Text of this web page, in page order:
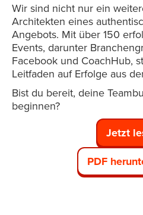
Wir sind nicht nur ein
Architekten eines
Angebots. Mit über 150
Events, darunter
Facebook und CoachHub,
Leitfaden auf Erfolge aus
Bist du bereit, deine
beginnen?
Jetzt
PDF